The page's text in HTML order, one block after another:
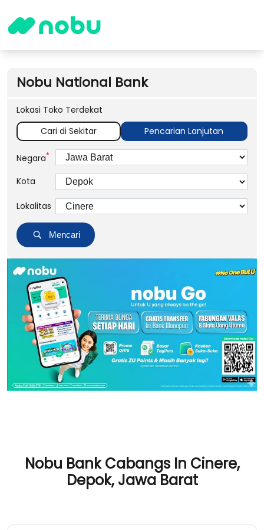
Nobu National Bank
Lokasi Toko Terdekat
Cari di Sekitar
Pencarian Lanjutan
Negara*
Kota
Lokalitas
Mencari
Nobu Bank Cabangs In Cinere,
Depok, Jawa Barat